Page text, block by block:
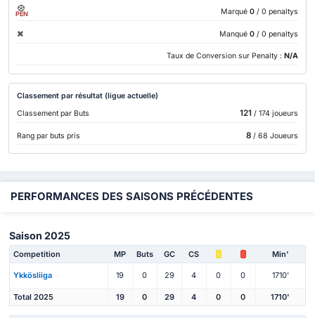
PEN Marqué 0 / 0 penaltys
Manqué 0 / 0 penaltys
Taux de Conversion sur Penalty : N/A
Classement par résultat (ligue actuelle)
Classement par Buts
121 / 174 joueurs
Rang par buts pris 8/ 68 Joueurs
PERFORMANCES DES SAISONS PRÉCÉDENTES
Saison 2025
Competition MP Buts GC CS Min'
Ykkösliiga 19 0 29 4 0 0 1710'
Total 2025 19 0 29 4 0 0 1710'